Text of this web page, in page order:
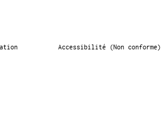
Accessibilité (Non conforme)